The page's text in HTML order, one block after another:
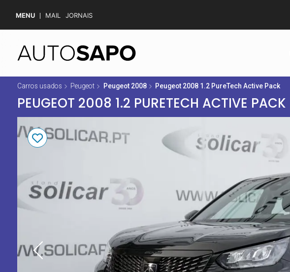
MENU MAIL JORNAIS
Carros usados Peugeot Peugeot 2008 Peugeot 2008 1.2 PureTech Active Pack
PEUGEOT 2008 1.2 PURETECH ACTIVE PACK